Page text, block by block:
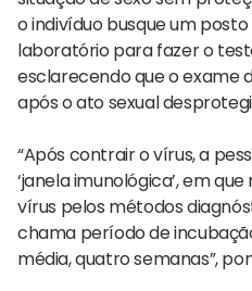
o indivíduo busque um
laboratório para fazer o
esclarecendo que o exame
após o ato sexual
“Após contrair o vírus, a
‘janela imunológica’, em
vírus pelos métodos
chama período de
média, quatro semanas”,